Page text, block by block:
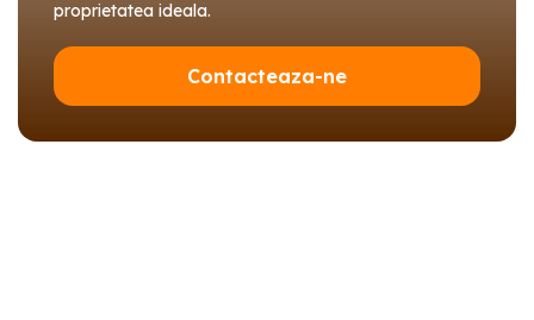
proprietatea ideala.
Contacteaza-ne